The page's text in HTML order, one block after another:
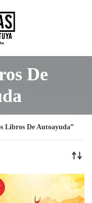
De
Libros De Autoayuda”